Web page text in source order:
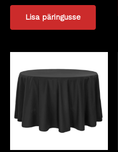
Lisa päringusse